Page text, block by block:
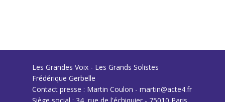
Les Grandes Voix - Les Grands Solistes
Frédérique Gerbelle
Contact presse : Martin Coulon - martin@acte4.fr